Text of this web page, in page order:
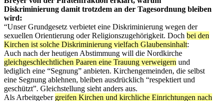
Diskriminierung damit trotzdem an der Tagesordnung bleiben
wird:
“Unser Grundgesetz verbietet eine Diskriminierung wegen der
sexuellen Orientierung oder Religionszugehörigkeit. Doch bei den
Kirchen ist solche Diskriminierung vielfach Glaubensinhalt:
Auch nach der heutigen Abstimmung will die Nordkirche
gleichgeschlechtlichen Paaren eine Trauung verweigern und
lediglich eine “Segnung” anbieten. Kirchengemeinden, die selbst
eine Segnung ablehnen, bleiben ausdrücklich “respektiert und
geschützt”. Gleichstellung sieht anders aus.
Als Arbeitgeber greifen Kirchen und kirchliche Einrichtungen nach